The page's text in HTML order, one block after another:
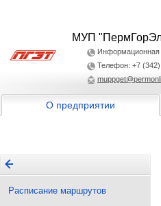
МУП
Информационная
Телефон: +7
О предприятии
Расписание маршрутов